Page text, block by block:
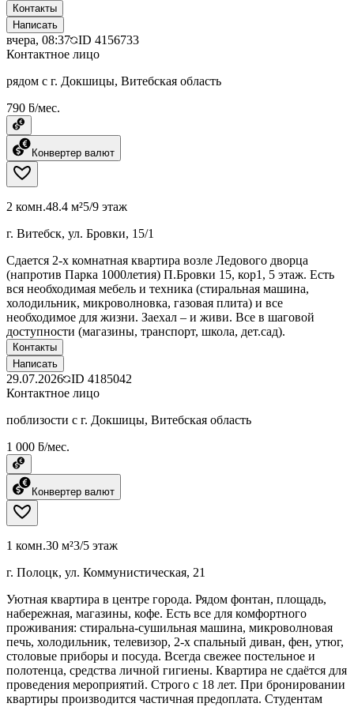
Контакты
Написать
вчера, 08:37 ID 4156733
Контактное лицо
рядом с г. Докшицы, Витебская область
790 ƃ/мес.
Конвертер валют
2 комн.48.4 м²5/9 этаж
г. Витебск, ул. Бровки, 15/1
Сдается 2-х комнатная квартира возле Ледового дворца
(напротив Парка 1000летия) П.Бровки 15, кор1, 5 этаж. Есть
вся необходимая мебель и техника (стиральная машина,
холодильник, микроволновка, газовая плита) и все
необходимое для жизни. Заехал – и живи. Все в шаговой
доступности (магазины, транспорт, школа, дет.сад).
Контакты
Написать
29.07.2026 ID 4185042
Контактное лицо
поблизости с г. Докшицы, Витебская область
1 000 ƃ/мес.
Конвертер валют
1 комн.30 м²3/5 этаж
г. Полоцк, ул. Коммунистическая, 21
Уютная квартира в центре города. Рядом фонтан, площадь,
набережная, магазины, кофе. Есть все для комфортного
проживания: стиральна-сушильная машина, микроволновая
печь, холодильник, телевизор, 2-х спальный диван, фен, утюг,
столовые приборы и посуда. Всегда свежее постельное и
полотенца, средства личной гигиены. Квартира не сдаётся для
проведения мероприятий. Строго с 18 лет. При бронировании
квартиры производится частичная предоплата. Студентам